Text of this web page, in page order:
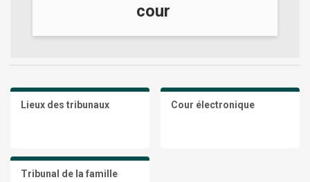
cour
Lieux des tribunaux Cour électronique
Tribunal de la famille